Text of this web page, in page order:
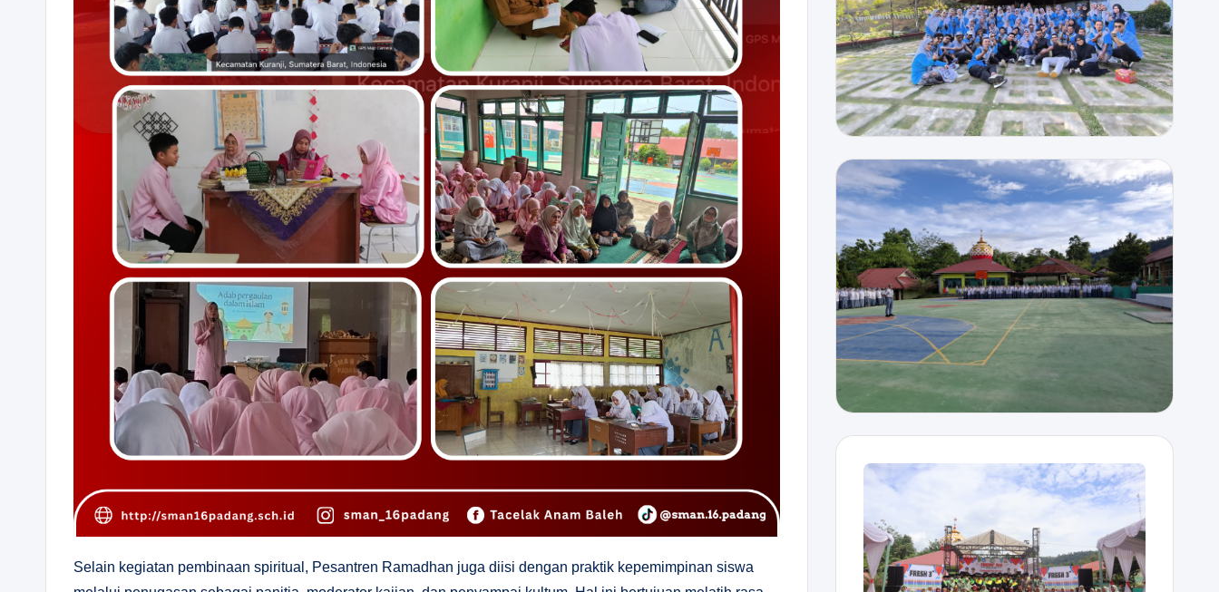
Selain kegiatan pembinaan spiritual, Pesantren Ramadhan juga diisi dengan praktik kepemimpinan siswa